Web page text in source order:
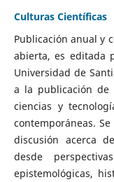
Culturas Científicas
Publicación anual y
abierta, es editada
Universidad de
a la publicación de
ciencias y
contemporáneas.
discusión acerca
desde
epistemológicas,